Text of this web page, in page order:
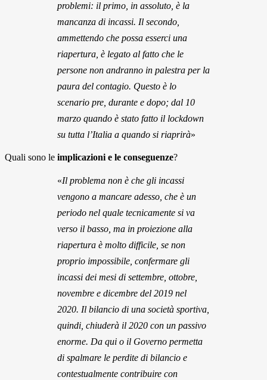
problemi: il primo, in assoluto, è la
mancanza di incassi. Il secondo,
ammettendo che possa esserci una
riapertura, è legato al fatto che le
persone non andranno in palestra per la
paura del contagio. Questo è lo
scenario pre, durante e dopo; dal 10
marzo quando è stato fatto il lockdown
su tutta l’Italia a quando si riaprirà»
Quali sono le implicazioni e le conseguenze?
«Il problema non è che gli incassi
vengono a mancare adesso, che è un
periodo nel quale tecnicamente si va
verso il basso, ma in proiezione alla
riapertura è molto difficile, se non
proprio impossibile, confermare gli
incassi dei mesi di settembre, ottobre,
novembre e dicembre del 2019 nel
2020. Il bilancio di una società sportiva,
quindi, chiuderà il 2020 con un passivo
enorme. Da qui o il Governo permetta
di spalmare le perdite di bilancio e
contestualmente contribuire con